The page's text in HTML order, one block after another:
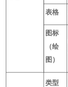
表格
图标
（绘
图）
类型